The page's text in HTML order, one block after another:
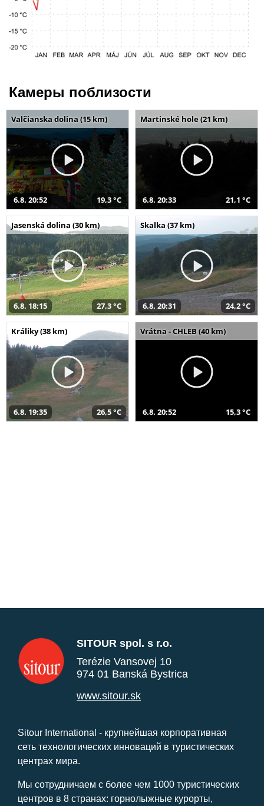
Камеры поблизости
Valčianska dolina (15 km)
6.8. 20:52 19,3 °C
Martinské hole (21 km)
6.8. 20:33 21,1 °C
Jasenská dolina (30 km)
6.8. 18:15 27,3 °C
Skalka (37 km)
6.8. 20:31 24,2 °C
Králiky (38 km)
6.8. 19:35 26,5 °C
Vrátna - CHLEB (40 km)
6.8. 20:52 15,3 °C
SITOUR spol. s r.o.
Terézie Vansovej 10
974 01 Banská Bystrica
www.sitour.sk
Sitour International - крупнейшая корпоративная
сеть технологических инноваций в туристических
центрах мира.
Мы сотрудничаем с более чем 1000 туристических
центров в 8 странах: горнолыжные курорты,